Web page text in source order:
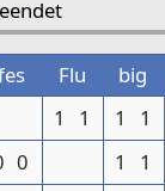
Flu big
1 1 1 1
0 1 1